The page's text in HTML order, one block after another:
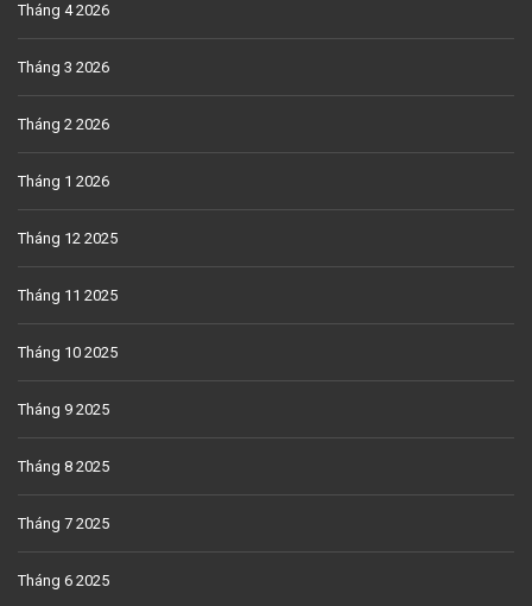
Tháng 4 2026
Tháng 3 2026
Tháng 2 2026
Tháng 1 2026
Tháng 12 2025
Tháng 11 2025
Tháng 10 2025
Tháng 9 2025
Tháng 8 2025
Tháng 7 2025
Tháng 6 2025